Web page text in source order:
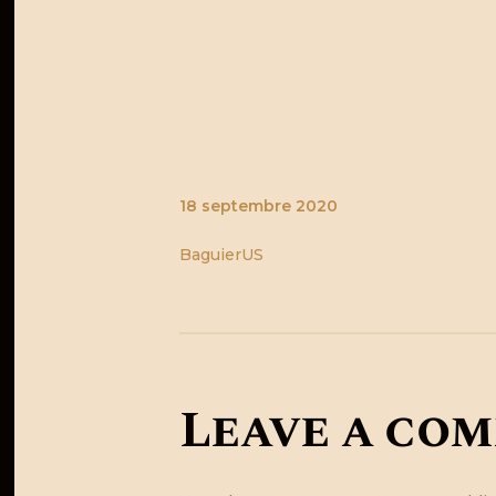
18 septembre 2020
BaguierUS
Leave a